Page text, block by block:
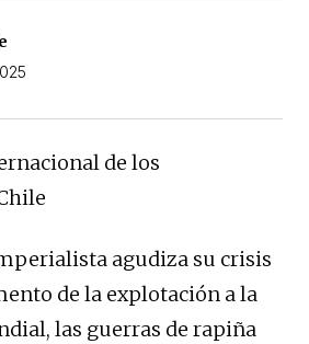
de los
agudiza su crisis
de la explotación a la
las guerras de rapiña